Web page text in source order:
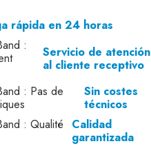
rápida en 24 horas
Servicio de atención
al cliente receptivo
Sin costes
técnicos
Calidad
garantizada